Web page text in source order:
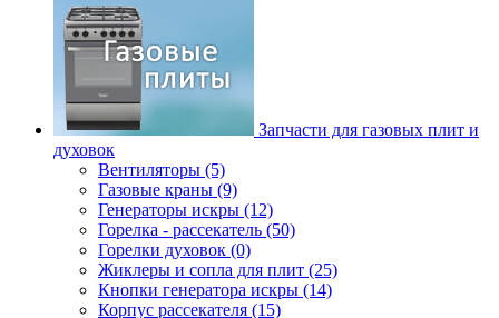
Запчасти для газовых плит и
духовок
Вентиляторы (5)
Газовые краны (9)
Генераторы искры (12)
Горелка - рассекатель (50)
Горелки духовок (0)
Жиклеры и сопла для плит (25)
Кнопки генератора искры (14)
Корпус рассекателя (15)